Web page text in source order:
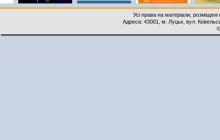
Усі права на матеріали,
Адреса: 43001, м. Луцьк, вул.